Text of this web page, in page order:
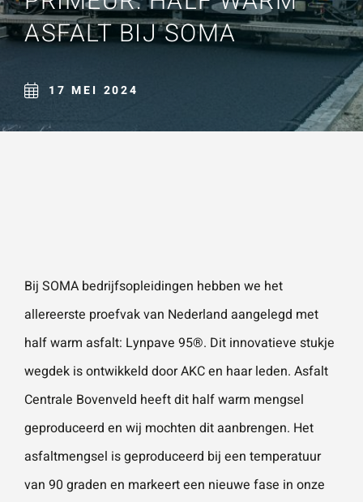
Naam*
E-mailadres *
Wat is 5 + 5? *
VERSTUUR JE AANVRAAG
ZOEKEN
Gebruik het
contactform
opmerkingen
met één van
onze
vestigingen.
Naam*
ASFALT BIJ SOMA
17 MEI 2024
Bij SOMA bedrijfsopleidingen hebben we het
allereerste proefvak van Nederland aangelegd met
half warm asfalt: Lynpave 95®. Dit innovatieve stukje
wegdek is ontwikkeld door AKC en haar leden. Asfalt
Centrale Bovenveld heeft dit half warm mengsel
geproduceerd en wij mochten dit aanbrengen. Het
asfaltmengsel is geproduceerd bij een temperatuur
van 90 graden en markeert een nieuwe fase in onze